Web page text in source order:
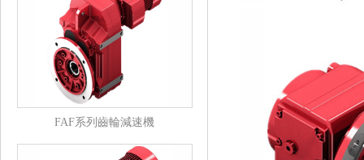
FAF系列齒輪減速機